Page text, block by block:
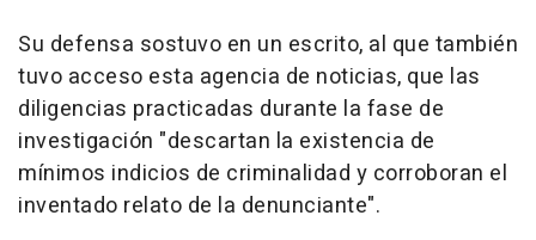
Su defensa sostuvo en un escrito, al que también
tuvo acceso esta agencia de noticias, que las
diligencias practicadas durante la fase de
investigación "descartan la existencia de
mínimos indicios de criminalidad y corroboran el
inventado relato de la denunciante".